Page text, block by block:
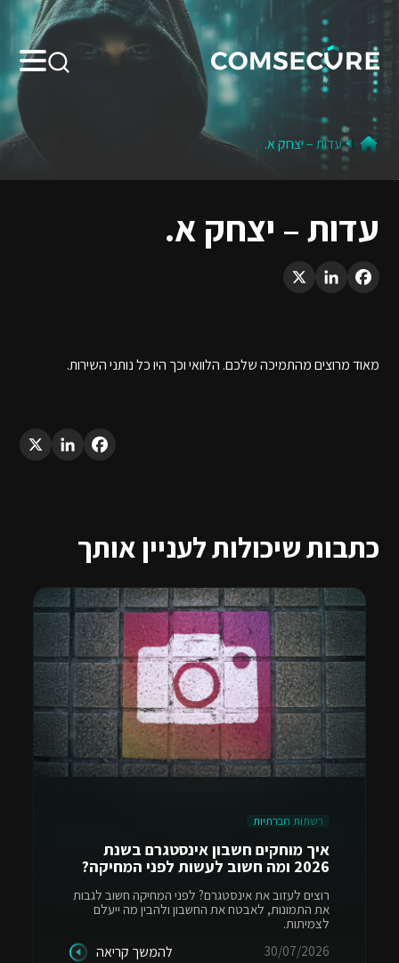
Search:
עדות – יצחק א.
עדות – יצחק א.
Facebook
LinkedIn
X
מאוד מרוצים מהתמיכה שלכם. הלוואי וכך היו כל נותני השירות.
Facebook
LinkedIn
X
כתבות שיכולות לעניין אותך
רשתות חברתיות
איך מוחקים חשבון אינסטגרם בשנת
2026 ומה חשוב לעשות לפני המחיקה?
רוצים לעזוב את אינסטגרם? לפני המחיקה חשוב לגבות
את התמונות, לאבטח את החשבון ולהבין מה ייעלם
לצמיתות.
30/07/2026
להמשך קריאה